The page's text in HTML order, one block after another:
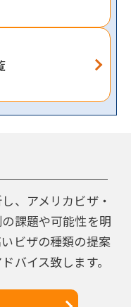
、アメリカビザ・
課題や可能性を明
ビザの種類の提案
バイス致します。